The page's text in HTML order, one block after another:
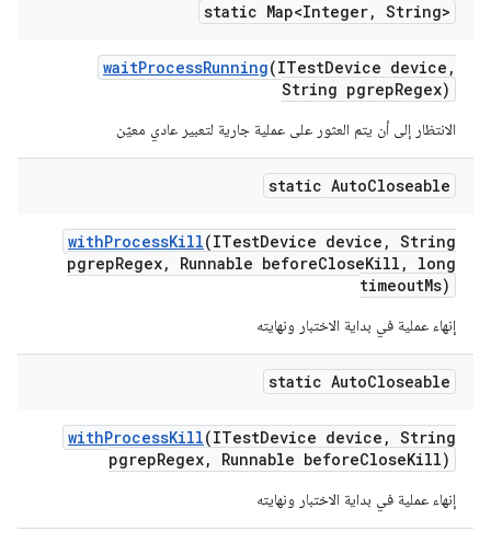
static Map<Integer, String>
waitProcessRunning(ITestDevice device ,
String pgrepRegex)
الانتظار إلى أن يتم العثور على عملية جارية لتعبير عادي معيّن
static AutoCloseable
withProcessKill(ITestDevice device , String
pgrepRegex, Runnable beforeCloseKill ,
long
timeoutMs)
إنهاء عملية في بداية الاختبار ونهايته
static AutoCloseable
withProcessKill(ITestDevice device , String
pgrepRegex, Runnable beforeCloseKill)
إنهاء عملية في بداية الاختبار ونهايته